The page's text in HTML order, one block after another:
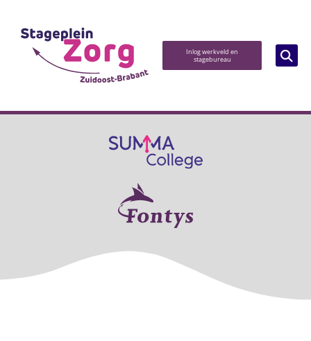
Inlog werkveld en
stagebureau